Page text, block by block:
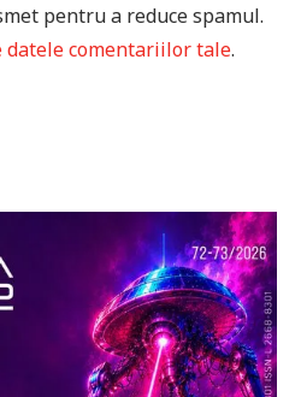
pentru a reduce spamul.
datele comentariilor tale.